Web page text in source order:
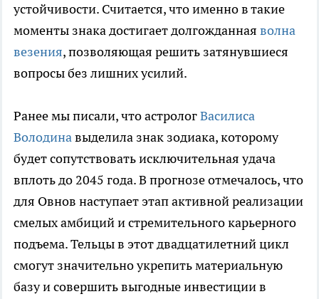
устойчивости. Считается, что именно в такие
моменты знака достигает долгожданная волна
везения, позволяющая решить затянувшиеся
вопросы без лишних усилий.
Ранее мы писали, что астрологВасилиса
Володинавыделила знак зодиака, которому
будет сопутствовать исключительная удача
вплоть до 2045 года. В прогнозе отмечалось, что
для Овнов наступает этап активной реализации
смелых амбиций и стремительного карьерного
подъема. Тельцы в этот двадцатилетний цикл
смогут значительно укрепить материальную
базу и совершить выгодные инвестиции в